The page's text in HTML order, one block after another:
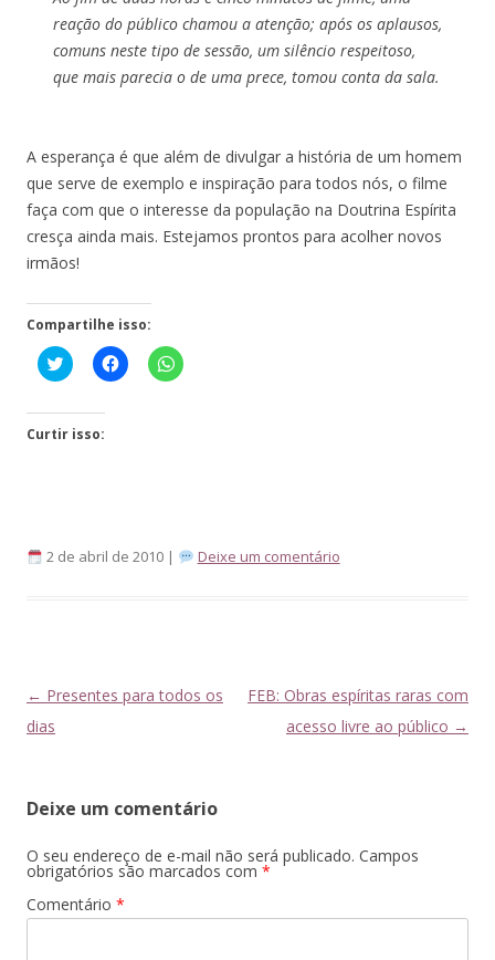
reação do público chamou a atenção; após os aplausos,
comuns neste tipo de sessão, um silêncio respeitoso,
que mais parecia o de uma prece, tomou conta da sala.
A esperança é que além de divulgar a história de um homem
que serve de exemplo e inspiração para todos nós, o filme
faça com que o interesse da população na Doutrina Espírita
cresça ainda mais. Estejamos prontos para acolher novos
irmãos!
Compartilhe isso:
Click
to
Twitter(abre
em
Clique
para
Clique
para
Curtir isso:
2 de abril de 2010 | Deixe um comentário
Navegação
de
← Presentes para todos os
dias
FEB: Obras espíritas raras com
acesso livre ao público →
Deixe um comentário
O seu endereço de e-mail não será publicado. Campos
obrigatórios são marcados com *
Comentário *